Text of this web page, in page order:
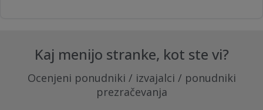
Kaj menijo stranke, kot ste vi?
Ocenjeni ponudniki / izvajalci / ponudniki
prezračevanja